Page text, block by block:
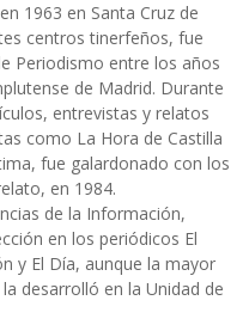
1963 en Santa Cruz de
centros tinerfeños, fue
Periodismo entre los años
de Madrid. Durante
entrevistas y relatos
como La Hora de Castilla
fue galardonado con los
en 1984.
de la Información,
en los periódicos El
y El Día, aunque la mayor
desarrolló en la Unidad de